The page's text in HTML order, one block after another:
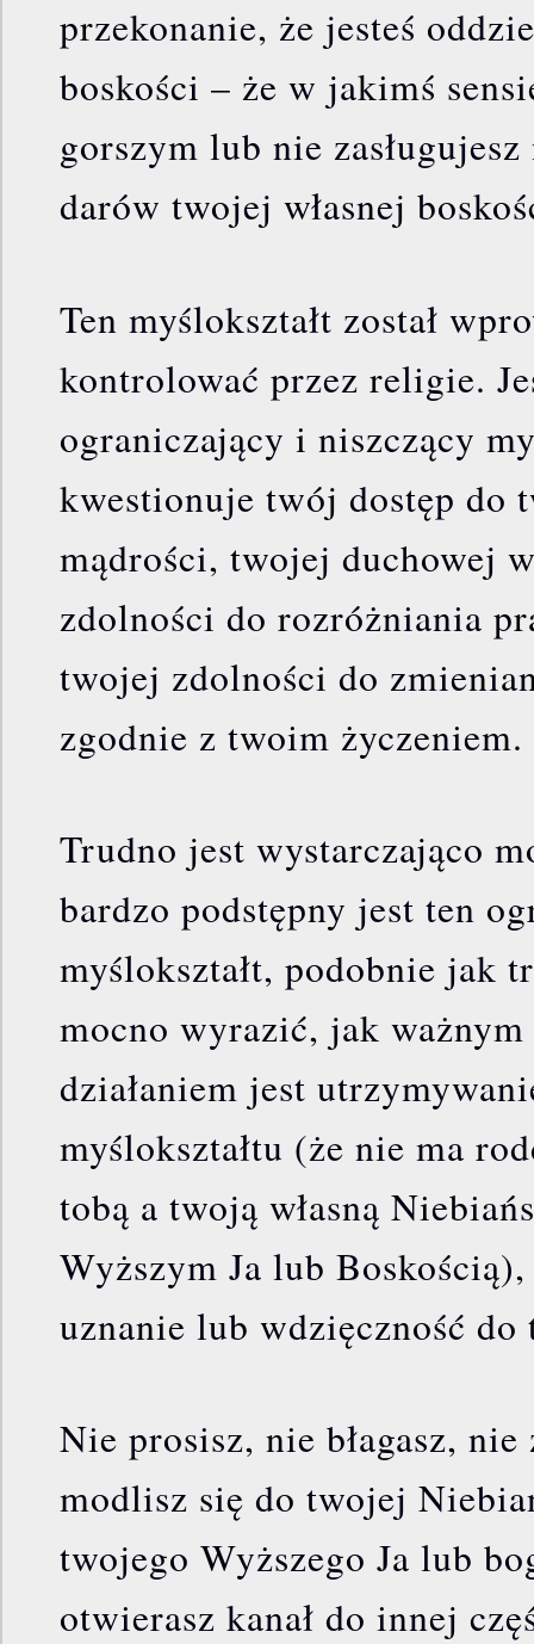
przekonanie, że jesteś
boskości – że w jakimś
gorszym lub nie
darów twojej własnej
Ten myślokształt został
kontrolować przez religie.
ograniczający i niszczący
kwestionuje twój dostęp do
mądrości, twojej duchowej
zdolności do rozróżniania
twojej zdolności do
zgodnie z twoim życzeniem.
Trudno jest wystarczająco
bardzo podstępny jest ten
myślokształt, podobnie jak
mocno wyrazić, jak
działaniem jest
myślokształtu (że nie ma
tobą a twoją własną
Wyższym Ja lub
uznanie lub wdzięczność
Nie prosisz, nie błagasz,
modlisz się do twojej
twojego Wyższego Ja lub
otwierasz kanał do innej